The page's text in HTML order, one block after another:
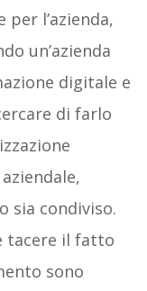
l’azienda,
un’azienda
digitale e
di farlo
sia condiviso.
tacere il fatto
sono